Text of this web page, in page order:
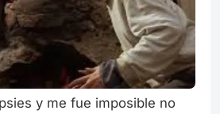
y me fue imposible no